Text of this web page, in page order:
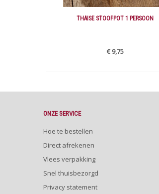
THAISE STOOFPOT 1 PERSOON
€ 9,75
ONZE SERVICE
Hoe te bestellen
Direct afrekenen
Vlees verpakking
Snel thuisbezorgd
Privacy statement